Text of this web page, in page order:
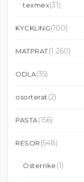
texmex(31)
KYCKLING(100)
MATPRAT(1 260)
ODLA(35)
osorterat(2)
PASTA(156)
RESOR (548)
Österrike (1)